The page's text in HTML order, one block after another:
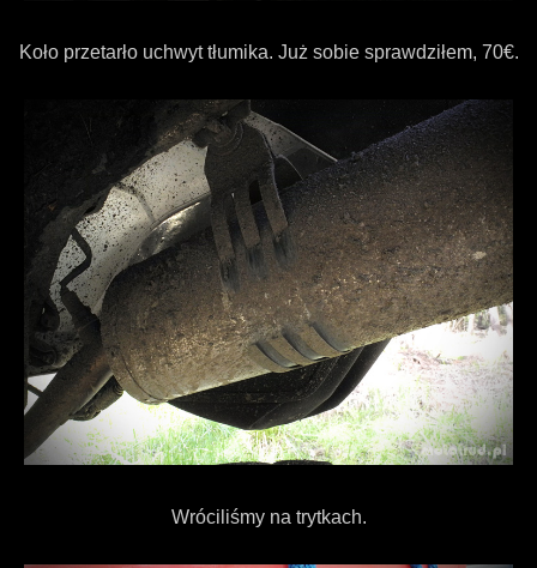
Koło przetarło uchwyt tłumika. Już sobie sprawdziłem, 70€.
Wróciliśmy na trytkach.